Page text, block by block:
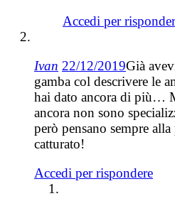
Accedi per
Ivan 22/12/2019Già
gamba col descrivere le
hai dato ancora di più…
ancora non sono
però pensano sempre
catturato!
Accedi per rispondere